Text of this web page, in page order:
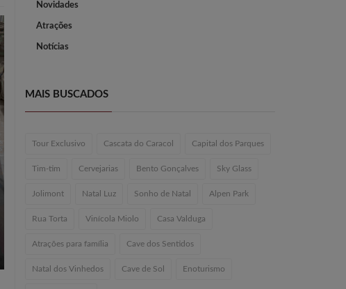
Novidades
Atrações
Notícias
MAIS BUSCADOS
Tour Exclusivo Cascata do Caracol Capital dos Parques
Tim-tim Cervejarias Bento Gonçalves Sky Glass
Jolimont Natal Luz Sonho de Natal Alpen Park
Rua Torta Vinícola Miolo Casa Valduga
Atrações para família Cave dos Sentidos
Natal dos Vinhedos Cave de Sol Enoturismo